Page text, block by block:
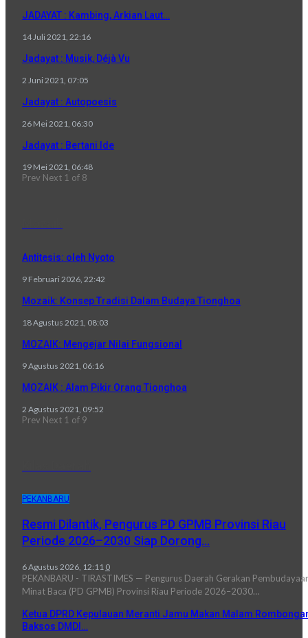
JADAYAT : Kambing, Arkian Laut…
14 Juli 2021, 22:16
Jadayat : Musik, Déjà Vu
2 Juni 2021, 07:05
Jadayat : Autopoesis
26 Mei 2021, 06:30
Jadayat : Bertani Ide
19 Mei 2021, 06:48
Prev Next 1 of 8
Antitesis: oleh Nyoto
9 Februari 2026, 22:42
Mozaik: Konsep Tradisi Dalam Budaya Tionghoa
18 Agustus 2021, 08:03
MOZAIK: Mengejar Nilai Fungsional
9 Agustus 2021, 06:16
MOZAIK : Alam Pikir Orang Tionghoa
2 Agustus 2021, 09:52
Prev Next 1 of 9
PEKANBARU
Resmi Dilantik, Pengurus PD GPMB Provinsi Riau
Periode 2026–2030 Siap Dorong…
6 Agustus 2026, 12:11 0
PEKANBARU - TIRASTIMES — Pengurus Daerah Gerakan
Minat Baca (PD GPMB) Provinsi Riau Periode 2026–2030…
Ketua DPRD Kepulauan Meranti Jamu Makan Malam
Baksos DMDI…